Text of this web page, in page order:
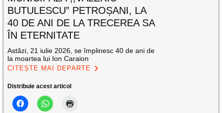
BUTULESCU” PETROȘANI, LA
40 DE ANI DE LA TRECEREA SA
ÎN ETERNITATE
Astăzi, 21 iulie 2026, se împlinesc 40 de ani de
la moartea lui Ion Caraion
CITEȘTE MAI DEPARTE
Distribuie acest articol